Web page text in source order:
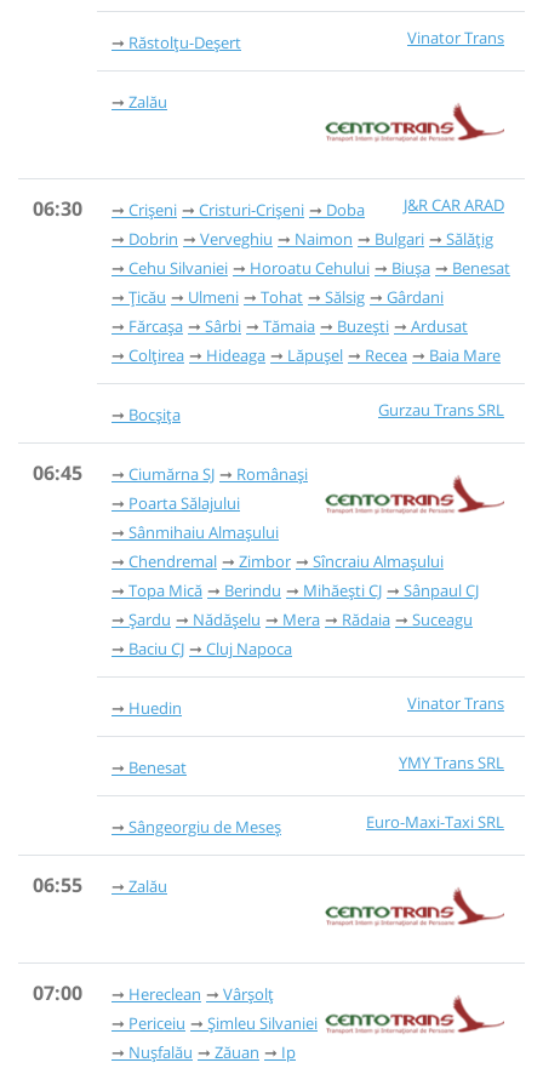
Vinator Trans
Răstolțu-Deșert
Zalău
06:30 J&R CAR ARAD
Crișeni Cristuri-Crișeni
Doba
Dobrin
Verveghiu Naimon Bulgari
Sălățig
Cehu Silvaniei
Horoatu Cehului Biușa
Benesat
Țicău
Ulmeni Tohat Sălsig
Gârdani
Fărcașa
Sârbi Tămaia Buzești
Ardusat
Colțirea
Hideaga Lăpușel Recea Baia Mare
Gurzau Trans SRL
Bocșița
06:45 Ciumărna SJ
Românași
Poarta Sălajului
Sânmihaiu Almașului
Chendremal
Zimbor
Sîncraiu Almașului
Topa Mică
Berindu Mihăești CJ
Sânpaul CJ
Șardu
Nădășelu Mera Rădaia
Suceagu
Baciu CJ
Cluj Napoca
Vinator Trans
Huedin
YMY Trans SRL
Benesat
Euro-Maxi-Taxi SRL
Sângeorgiu de Meseș
06:55 Zalău
07:00 Hereclean
Vârșolț
Periceiu
Șimleu Silvaniei
Nușfalău
Zăuan
Ip